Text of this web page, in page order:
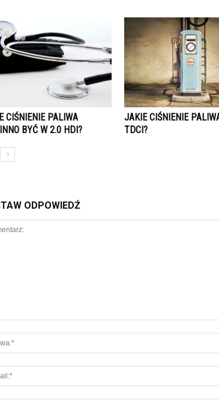
CIŚNIENIE PALIWA
BYĆ W 2.0 HDI?
JAKIE CIŚNIENIE
TDCI?
ODPOWIEDŹ